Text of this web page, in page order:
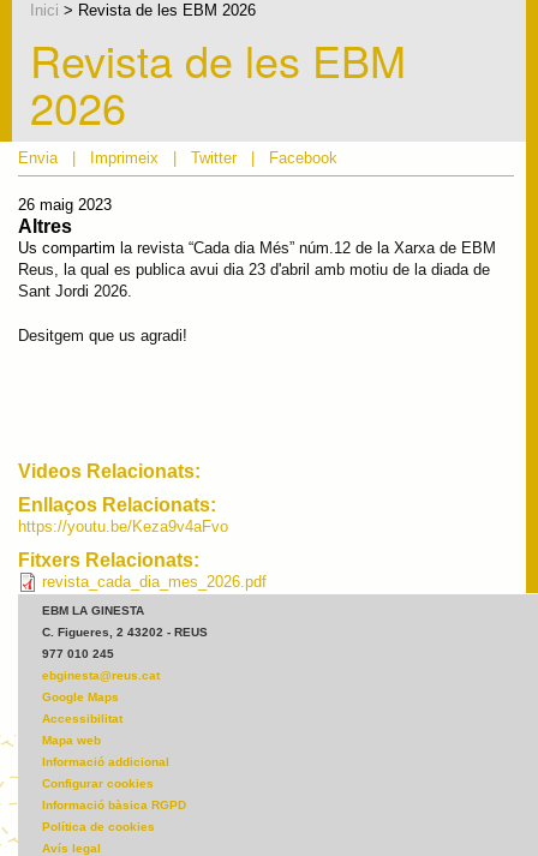
Inici > Revista de les EBM 2026
Revista de les EBM
2026
Envia | Imprimeix | Twitter | Facebook
26 maig 2023
Altres
Us compartim la revista “Cada dia Més” núm.12 de la Xarxa de EBM
Reus, la qual es publica avui dia 23 d'abril amb motiu de la diada de
Sant Jordi 2026.
Desitgem que us agradi!
Videos Relacionats:
Enllaços Relacionats:
https://youtu.be/Keza9v4aFvo
Fitxers Relacionats:
revista_cada_dia_mes_2026.pdf
EBM LA GINESTA
C. Figueres, 2 43202 - REUS
977 010 245
ebginesta@reus.cat
Google Maps
Accessibilitat
Mapa web
Informació addicional
Configurar cookies
Informació bàsica RGPD
Política de cookies
Avís legal